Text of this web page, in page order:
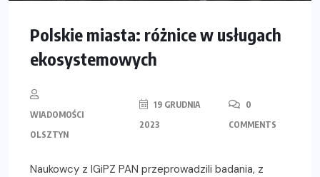
Polskie miasta: różnice w usługach
ekosystemowych
WIADOMOŚCI
OLSZTYN
19 GRUDNIA
2023
0
COMMENTS
Naukowcy z IGiPZ PAN przeprowadzili badania, z